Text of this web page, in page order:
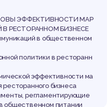
ЭФФЕКТИВНОСТИ МАР
РЕСТОРАННОМ БИЗНЕСЕ
в общественном
политики в ресторанн
эффективности ма
ресторанного бизнеса
регламентирующие
общественном питании